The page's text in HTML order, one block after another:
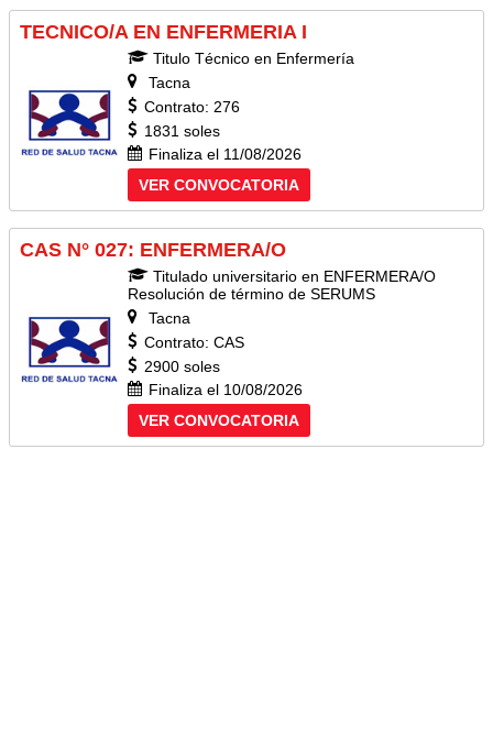
TECNICO/A EN ENFERMERIA I
Titulo Técnico en Enfermería
Tacna
Contrato: 276
1831 soles
Finaliza el 11/08/2026
VER CONVOCATORIA
CAS N° 027: ENFERMERA/O
Titulado universitario en ENFERMERA/O
Resolución de término de SERUMS
Tacna
Contrato: CAS
2900 soles
Finaliza el 10/08/2026
VER CONVOCATORIA